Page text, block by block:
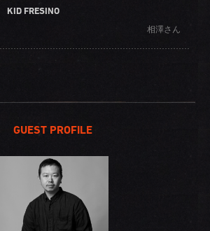
KID FRESINO
相澤さん
GUEST PROFILE